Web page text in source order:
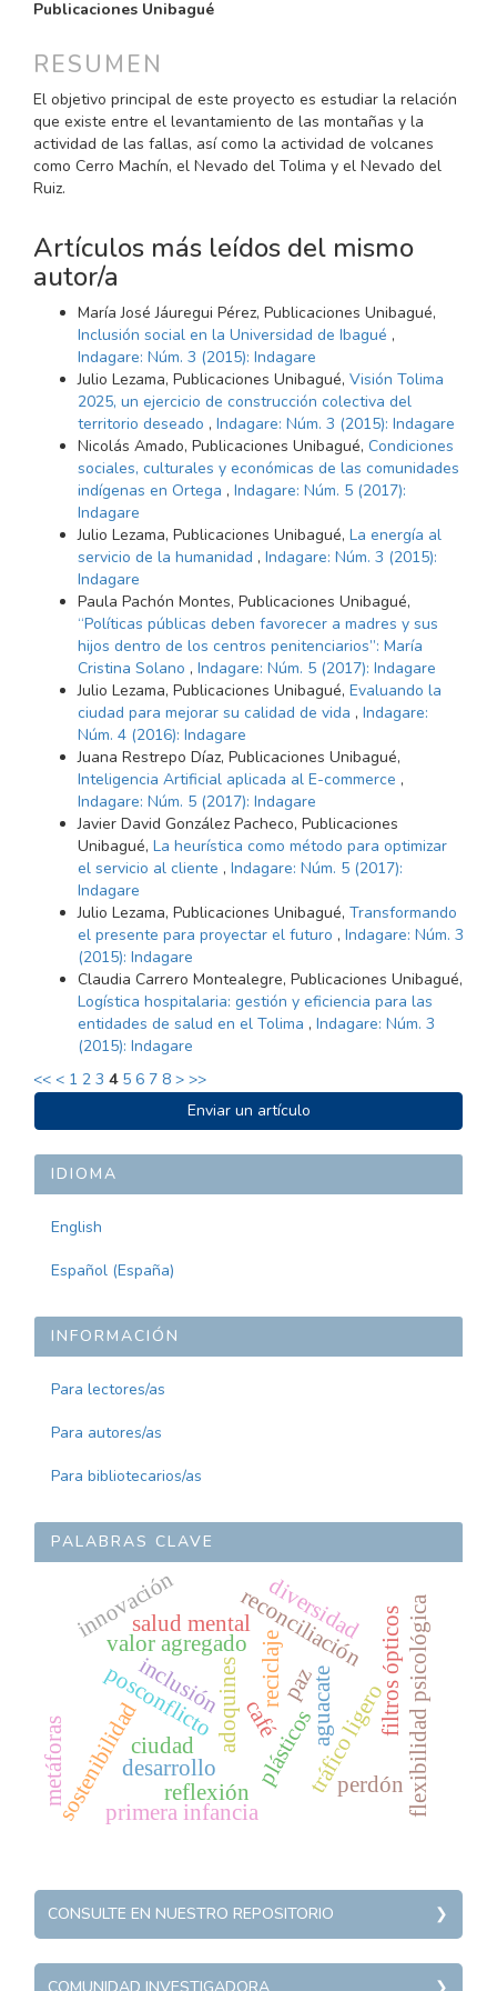
ARTÍCULO
Publicaciones Unibagué
RESUMEN
El objetivo principal de este proyecto es estudiar la relación
que existe entre el levantamiento de las montañas y la
actividad de las fallas, así como la actividad de volcanes
como Cerro Machín, el Nevado del Tolima y el Nevado del
Ruiz.
Artículos más leídos del mismo
autor/a
María José Jáuregui Pérez, Publicaciones Unibagué,
Inclusión social en la Universidad de Ibagué ,
Indagare: Núm. 3 (2015): Indagare
Julio Lezama, Publicaciones Unibagué, Visión Tolima
2025, un ejercicio de construcción colectiva del
territorio deseado , Indagare: Núm. 3 (2015): Indagare
Nicolás Amado, Publicaciones Unibagué, Condiciones
sociales, culturales y económicas de las comunidades
indígenas en Ortega , Indagare: Núm. 5 (2017):
Indagare
Julio Lezama, Publicaciones Unibagué, La energía al
servicio de la humanidad , Indagare: Núm. 3 (2015):
Indagare
Paula Pachón Montes, Publicaciones Unibagué,
“Políticas públicas deben favorecer a madres y sus
hijos dentro de los centros penitenciarios”: María
Cristina Solano , Indagare: Núm. 5 (2017): Indagare
Julio Lezama, Publicaciones Unibagué, Evaluando la
ciudad para mejorar su calidad de vida , Indagare:
Núm. 4 (2016): Indagare
Juana Restrepo Díaz, Publicaciones Unibagué,
Inteligencia Artificial aplicada al E-commerce ,
Indagare: Núm. 5 (2017): Indagare
Javier David González Pacheco, Publicaciones
Unibagué, La heurística como método para optimizar
el servicio al cliente , Indagare: Núm. 5 (2017):
Indagare
Julio Lezama, Publicaciones Unibagué, Transformando
el presente para proyectar el futuro , Indagare: Núm. 3
(2015): Indagare
Claudia Carrero Montealegre, Publicaciones Unibagué,
Logística hospitalaria: gestión y eficiencia para las
entidades de salud en el Tolima , Indagare: Núm. 3
(2015): Indagare
<< < 1 2 3 4 5 6 7 8 > >>
ENVIAR
UN
ARTÍCULO
Enviar un artículo
IDIOMA
English
Español (España)
INFORMACIÓN
Para lectores/as
Para autores/as
Para bibliotecarios/as
PALABRAS CLAVE
adoquines reciclaje
plásticostráfico ligero
paz
posconflicto café
sostenibilidaddesarrollo
perdón
reconciliación
reflexión
valor agregado
metáforas flexibilidad psicológica
salud mental filtros ópticos
innovación
aguacate
inclusión
diversidad
primera infancia
ciudad
REPOSITORIO
CONSULTE EN NUESTRO REPOSITORIO
Medio ambiente
COMUNIDADINVESTIGADORA